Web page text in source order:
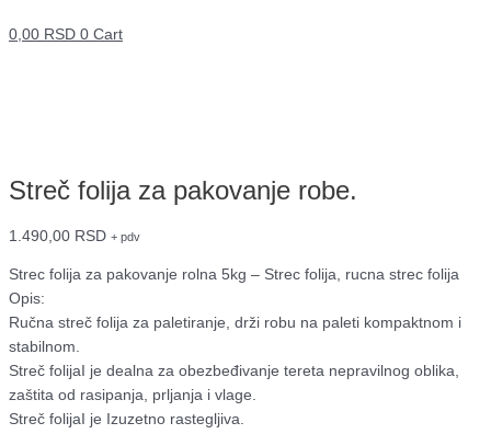
0,00 RSD 0 Cart
Streč folija za pakovanje robe.
1.490,00 RSD + pdv
Strec folija za pakovanje rolna 5kg – Strec folija, rucna strec folija
Opis:
Ručna streč folija za paletiranje, drži robu na paleti kompaktnom i
stabilnom.
Streč folijaI je dealna za obezbeđivanje tereta nepravilnog oblika,
zaštita od rasipanja, prljanja i vlage.
Streč folijaI je Izuzetno rastegljiva.